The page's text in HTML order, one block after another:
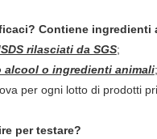
Contiene ingredienti
rilasciati da SGS;
alcool o ingredienti animali;
per ogni lotto di prodotti
per testare?